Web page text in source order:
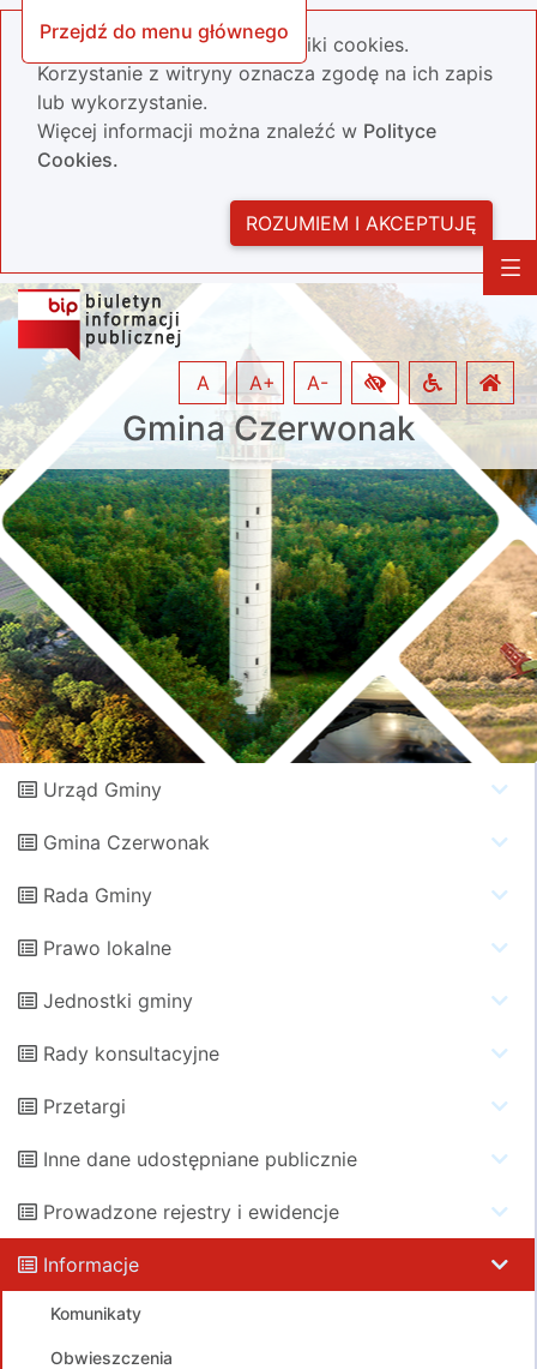
Przejdź do menu głównego
Nasza strona wykorzystuje pliki cookies.
Korzystanie z witryny oznacza zgodę na ich zapis
lub wykorzystanie.
Więcej informacji można znaleźć w Polityce
Cookies.
ROZUMIEM I AKCEPTUJĘ
Gmina Czerwonak
A A+ A-
Urząd Gminy
Gmina Czerwonak
Rada Gminy
Prawo lokalne
Jednostki gminy
Rady konsultacyjne
Przetargi
Inne dane udostępniane publicznie
Prowadzone rejestry i ewidencje
Informacje
Komunikaty
Obwieszczenia